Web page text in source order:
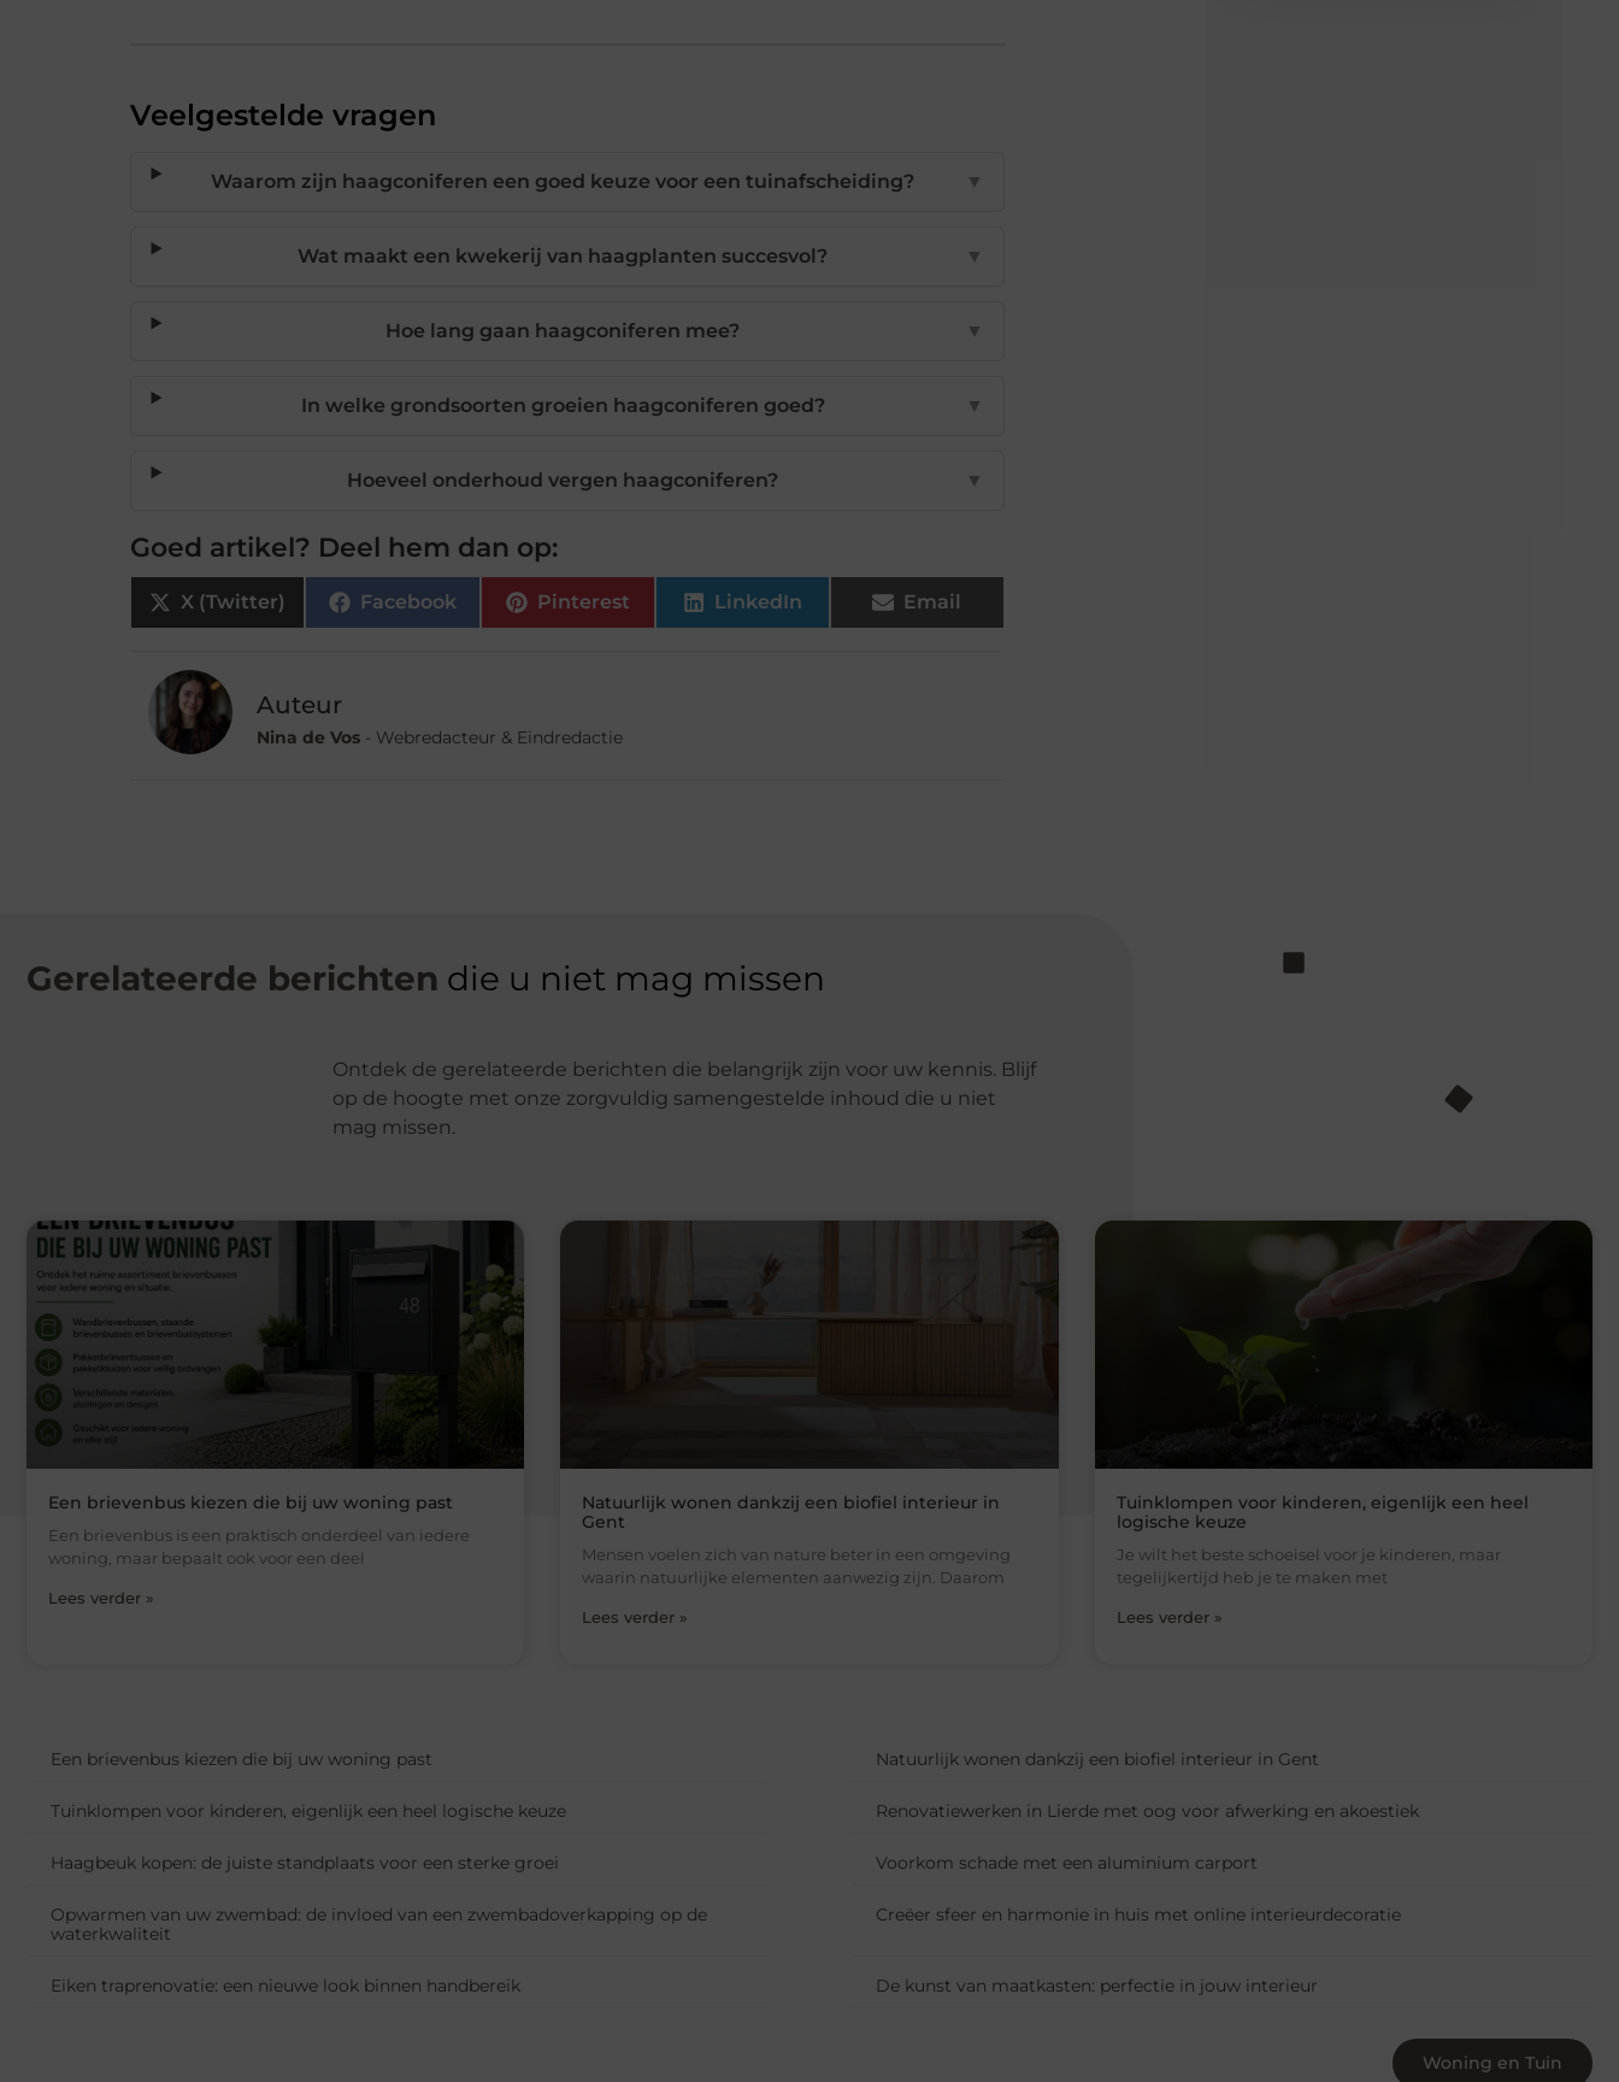
Veelgestelde vragen
Waarom zijn haagconiferen een goed keuze voor een tuinafscheiding? ▼
Wat maakt een kwekerij van haagplanten succesvol? ▼
Hoe lang gaan haagconiferen mee? ▼
In welke grondsoorten groeien haagconiferen goed? ▼
Hoeveel onderhoud vergen haagconiferen? ▼
Goed artikel? Deel hem dan op:
X (Twitter) Facebook Pinterest LinkedIn Email
Auteur
Nina de Vos - Webredacteur & Eindredactie
Gerelateerde berichten die u niet mag missen
Ontdek de gerelateerde berichten die belangrijk zijn voor uw kennis. Blijf
op de hoogte met onze zorgvuldig samengestelde inhoud die u niet
mag missen.
Een brievenbus kiezen die bij uw woning past
Een brievenbus is een praktisch onderdeel van iedere
woning, maar bepaalt ook voor een deel
Lees verder »
Natuurlijk wonen dankzij een biofiel interieur in
Gent
Mensen voelen zich van nature beter in een omgeving
waarin natuurlijke elementen aanwezig zijn. Daarom
Lees verder »
Tuinklompen voor kinderen, eigenlijk een heel
logische keuze
Je wilt het beste schoeisel voor je kinderen, maar
tegelijkertijd heb je te maken met
Lees verder »
Een brievenbus kiezen die bij uw woning past Natuurlijk wonen dankzij een biofiel interieur in Gent
Tuinklompen voor kinderen, eigenlijk een heel logische keuze Renovatiewerken in Lierde met oog voor afwerking en akoestiek
Haagbeuk kopen: de juiste standplaats voor een sterke groei Voorkom schade met een aluminium carport
Opwarmen van uw zwembad: de invloed van een zwembadoverkapping op de
waterkwaliteit
Creëer sfeer en harmonie in huis met online interieurdecoratie
Eiken traprenovatie: een nieuwe look binnen handbereik De kunst van maatkasten: perfectie in jouw interieur
Woning en Tuin